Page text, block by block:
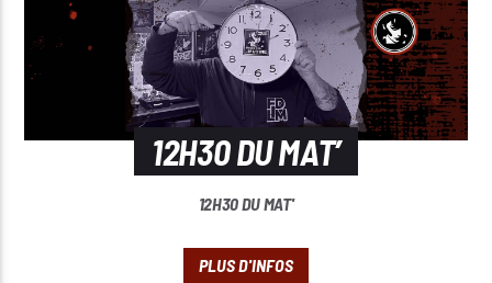
12H30 DU MAT’
12H30 DU MAT'